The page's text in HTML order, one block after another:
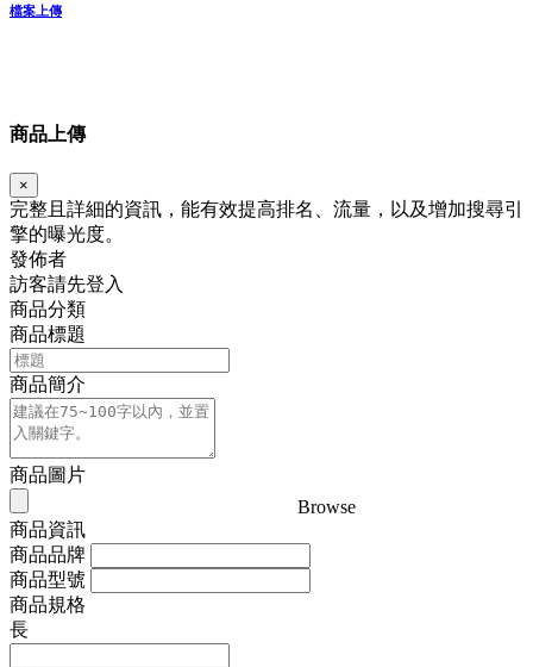
檔案上傳
商品上傳
×
完整且詳細的資訊，能有效提高排名、流量，以及增加搜尋引
擎的曝光度。
發佈者
訪客請先登入
商品分類
商品標題
商品簡介
商品圖片
Browse
商品資訊
商品品牌
商品型號
商品規格
長